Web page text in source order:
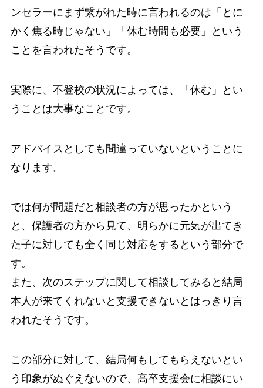
ンセラーにまず繋がれた時に言われるのは 「とに
かく焦る時じゃない」「休む時間も必要」
という
ことを言われたそうです。
実際に、不登校の状況によっては、「休む」とい
うことは大事なことです。
アドバイスとしても間違っていないということに
なります。
では何が問題だと相談者の方が思ったかという
と、保護者の方から見て、明らかに元気が出てき
た子に対しても全く同じ対応をするという部分で
す。
また、次のステップに関して相談してみると結局
本人が来てくれないと支援できないとはっきり言
われたそうです。
この部分に対して、結局何もしてもらえないとい
う印象がぬぐえないので、高卒支援会に相談にい